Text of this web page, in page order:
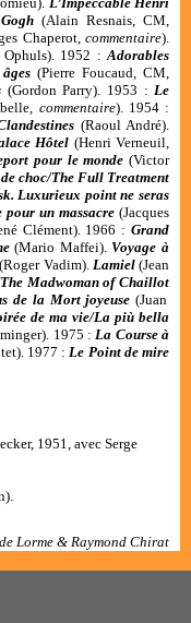
(Alain Resnais, CM,
Chaperot,commentaire).
Ophuls). 1952 :Adorables
(Pierre Foucaud, CM,
(Gordon Parry). 1953 :Le
commentaire). 1954 :
(Raoul André).
Hôtel (Henri Verneuil,
pour le monde (Victor
choc/The Full Treatment
Luxurieux point ne seras
pour un massacre (Jacques
Clément). 1966 :Grand
(Mario Maffei).Voyage à
(Roger Vadim). Lamiel (Jean
Madwoman of Chaillot
de la Mort joyeuse (Juan
de ma vie/La più bella
1975 :La Course à
1977 :Le Point de mire
1951, avec Serge
Lorme & Raymond Chirat